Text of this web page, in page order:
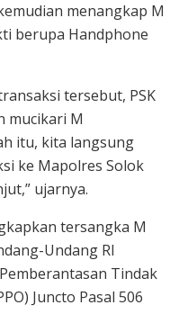
menangkap M
berupa Handphone
tersebut, PSK
mucikari M
itu, kita langsung
ke Mapolres Solok
ujarnya.
tersangka M
Undang RI
Tindak
Juncto Pasal 506